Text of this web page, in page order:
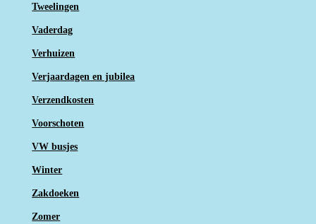
Tweelingen
Vaderdag
Verhuizen
Verjaardagen en jubilea
Verzendkosten
Voorschoten
VW busjes
Winter
Zakdoeken
Zomer